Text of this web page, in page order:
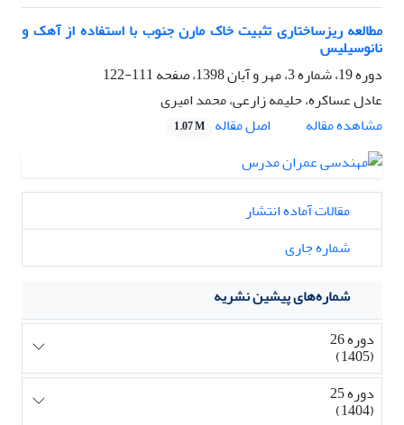
مطالعه ریزساختاری تثبیت خاک مارن جنوب با استفاده از آهک و
نانوسیلیس
دوره 19، شماره 3، مهر و آبان 1398، صفحه
111-122
عادل عساکره، حلیمه زارعی، محمد امیری
مشاهده مقاله
اصل مقاله 1.07 M
مقالات آماده انتشار
شماره جاری
شماره‌های پیشین نشریه
دوره 26
(1405)
دوره 25
(1404)